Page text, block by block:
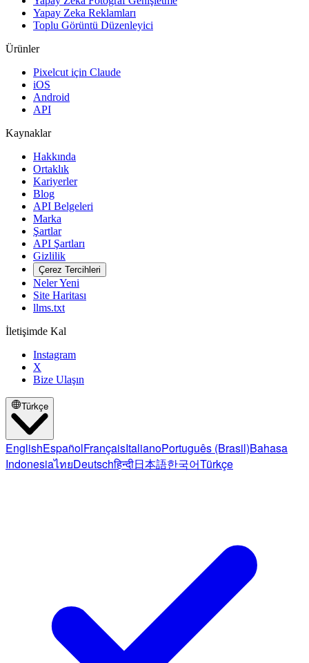
Yapay Zeka Reklamları
Toplu Görüntü Düzenleyici
Ürünler
Pixelcut için Claude
iOS
Android
API
Kaynaklar
Hakkında
Ortaklık
Kariyerler
Blog
API Belgeleri
Marka
Şartlar
API Şartları
Gizlilik
Çerez Tercihleri
Neler Yeni
Site Haritası
llms.txt
İletişimde Kal
Instagram
X
Bize Ulaşın
Türkçe
EnglishEspañolFrançaisItalianoPortuguês (Brasil)Bahasa
IndonesiaไทยDeutschहिन्दी日本語한국어Türkçe